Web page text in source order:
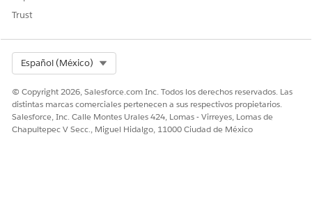
Trust
Español (México)
© Copyright 2026, Salesforce.com Inc. Todos los derechos reservados. Las
distintas marcas comerciales pertenecen a sus respectivos propietarios.
Salesforce, Inc. Calle Montes Urales 424, Lomas - Virreyes, Lomas de
Chapultepec V Secc., Miguel Hidalgo, 11000 Ciudad de México